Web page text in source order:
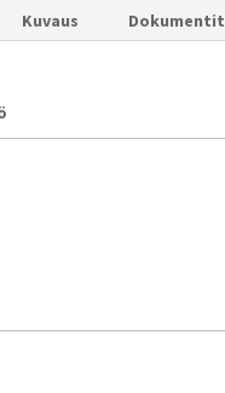
Kuvaus Dokumentit